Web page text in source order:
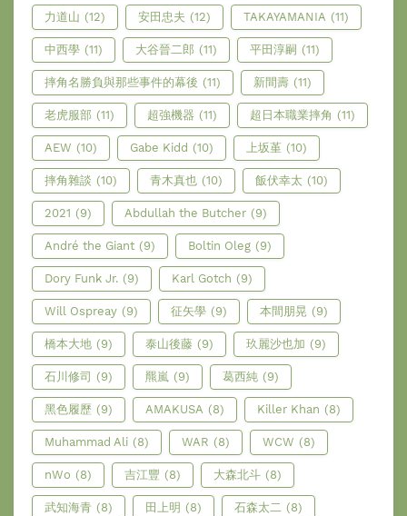
力道山 (12) 安田忠夫 (12) TAKAYAMANIA (11)
中西學 (11) 大谷晉二郎 (11) 平田淳嗣 (11)
摔角名勝負與那些事件的幕後 (11) 新間壽 (11)
老虎服部 (11) 超強機器 (11) 超日本職業摔角 (11)
AEW (10) Gabe Kidd (10) 上坂堇 (10)
摔角雜談 (10) 青木真也 (10) 飯伏幸太 (10)
2021 (9) Abdullah the Butcher (9)
André the Giant (9) Boltin Oleg (9)
Dory Funk Jr. (9) Karl Gotch (9)
Will Ospreay (9) 征矢學 (9) 本間朋晃 (9)
橋本大地 (9) 泰山後藤 (9) 玖麗沙也加 (9)
石川修司 (9) 羆嵐 (9) 葛西純 (9)
黑色履歷 (9) AMAKUSA (8) Killer Khan (8)
Muhammad Ali (8) WAR (8) WCW (8)
nWo (8) 吉江豐 (8) 大森北斗 (8)
武知海青 (8) 田上明 (8) 石森太二 (8)